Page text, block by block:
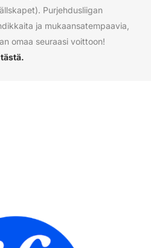
Purjehdusliigan
ja mukaansatempaavia,
omaa seuraasi voittoon!